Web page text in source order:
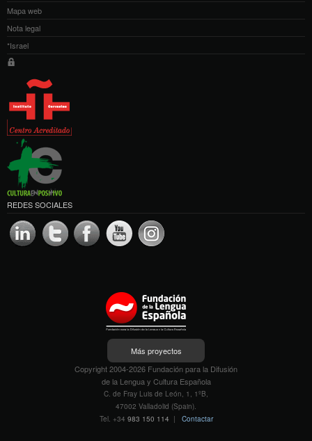
Mapa web
Nota legal
*Israel
REDES SOCIALES
Más proyectos
Copyright 2004-2026 Fundación para la Difusión
de la Lengua y Cultura Española
C. de Fray Luis de León, 1, 1ºB,
47002 Valladolid (Spain).
Tel. +34 983 150 114 | Contactar